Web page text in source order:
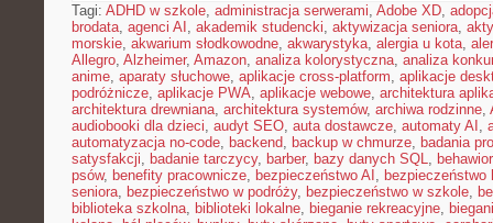
Tagi: ADHD w szkole, administracja serwerami, Adobe XD,
brodata, agenci AI , akademik studencki, aktywizacja seniora,
morskie, akwarium słodkowodne, akwarystyka, alergia u kota,
Allegro, Alzheimer, Amazon, analiza kolorystyczna, analiza
anime, aparaty słuchowe, aplikacje cross-platform, aplikacje
podróżnicze, aplikacje PWA, aplikacje webowe, architektura
architektura drewniana, architektura systemów, archiwa rodzinne,
audiobooki dla dzieci, audyt SEO, auta dostawcze, automaty AI ,
automatyzacja no-code, backend, backup w chmurze, badania
satysfakcji, badanie tarczycy, barber, bazy danych SQL,
psów, benefity pracownicze, bezpieczeństwo AI , bezpieczeństwo
seniora, bezpieczeństwo w podróży, bezpieczeństwo w szkole,
biblioteka szkolna, biblioteki lokalne, bieganie rekreacyjne,